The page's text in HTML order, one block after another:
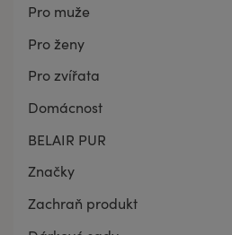
Pro muže
Pro ženy
Pro zvířata
Domácnost
BELAIR PUR
Značky
Zachraň produkt